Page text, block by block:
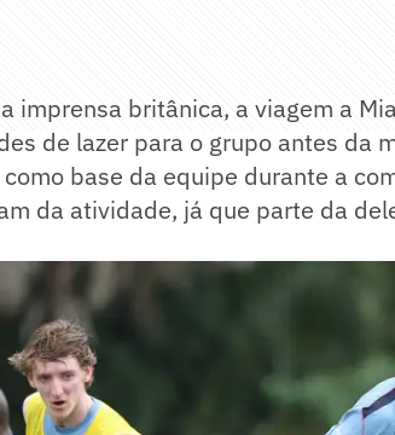
imprensa britânica, a viagem a
de lazer para o grupo antes da
base da equipe durante a
da atividade, já que parte da